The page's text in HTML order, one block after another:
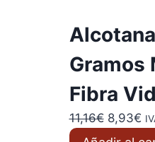
Gramos
Fibra
11,16€ El
precio
8,93€El